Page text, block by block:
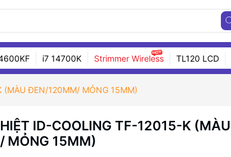
i7 14700K Strimmer Wireless TL120 LCD
(MÀU ĐEN/120MM/ MỎNG 15MM)
ID-COOLING TF-12015-K (MÀU
MỎNG 15MM)